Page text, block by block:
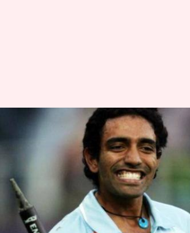
भारतीय टीम में वापसी
हैं रॉबिन उथप्पा, एक और
खेलने की उम्मीद
लेखन Apr 07, 2020 04:26 pm
क्या है खबर?